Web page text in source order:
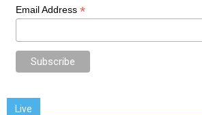
Email Address *
Live